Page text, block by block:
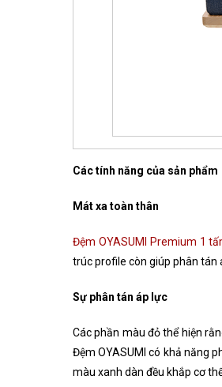
Các tính năng của sản phẩm
Mát xa toàn thân
Đệm OYASUMI Premium 1
trúc profile còn giúp phân tán
Sự phân tán áp lực
Các phần màu đỏ thể hiện
Đệm OYASUMI có khả năng
màu xanh dàn đều khắp cơ